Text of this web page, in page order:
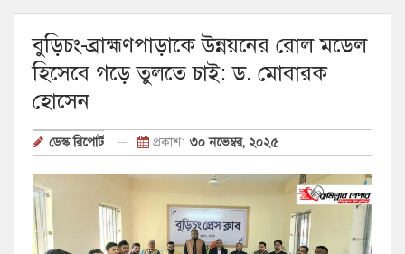
বুড়িচং-ব্রাহ্মণপাড়াকে উন্নয়নের রোল মডেল
হিসেবে গড়ে তুলতে চাই: ড. মোবারক
হোসেন
ডেস্ক রিপোর্ট প্রকাশ: ৩০ নভেম্বর, ২০২৫